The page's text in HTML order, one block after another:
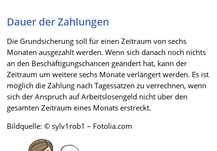
Dauer der Zahlungen
Die Grundsicherung soll für einen Zeitraum von sechs
Monaten ausgezahlt werden. Wenn sich danach noch nichts
an den Beschäftigungschancen geändert hat, kann der
Zeitraum um weitere sechs Monate verlängert werden. Es ist
möglich die Zahlung nach Tagessätzen zu verrechnen, wenn
sich der Anspruch auf Arbeitslosengeld nicht über den
gesamten Zeitraum eines Monats erstreckt.
Bildquelle: © sylv1rob1 – Fotolia.com